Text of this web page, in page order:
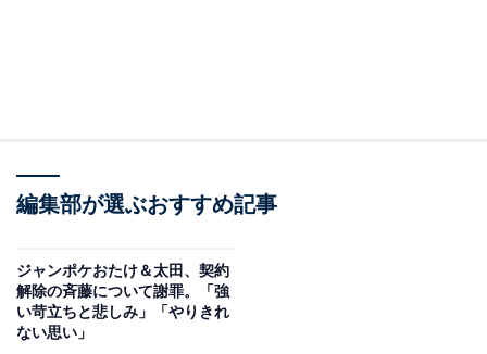
バームクーヘンを販売することとなりました。以下の日
時で販売を予定しておりますので、ぜひお越しくださる
所と共に“告知”をした斉藤被告。
続けて、「尚、取材はお受けすることができません。 お
編集部が選ぶおすすめ記事
ジャンポケおたけ＆太田、契約
解除の斉藤について謝罪。「強
い苛立ちと悲しみ」「やりきれ
ない思い」